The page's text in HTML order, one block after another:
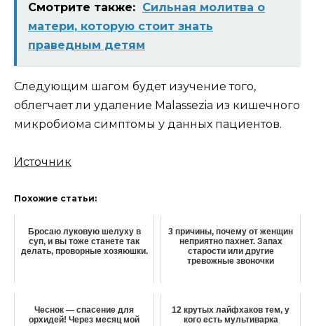
Смотрите также: Сильная молитва о
матери, которую стоит знать
праведным детям
Следующим шагом будет изучение того,
облегчает ли удаление Malassezia из кишечного
микробиома симптомы у данных пациентов.
Источник
Похожие статьи:
Бросаю луковую шелуху в
суп, и вы тоже станете так
делать, проворные хозяюшки.
3 причины, почему от женщин
неприятно пахнет. Запах
старости или другие
тревожные звоночки
Чеснок — спасение для
орхидей! Через месяц мой
12 крутых лайфхаков тем, у
кого есть мультиварка